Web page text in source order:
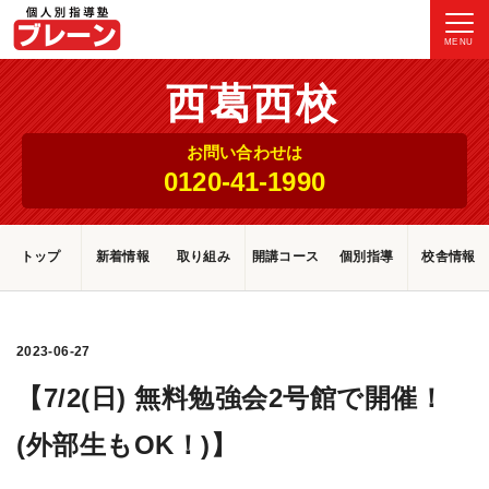
MENU
西葛西校
お問い合わせは
0120-41-1990
トップ 新着情報 取り組み 開講コース 個別指導 校舎情報
2023-06-27
【7/2(日) 無料勉強会2号館で開催！
(外部生もOK！)】